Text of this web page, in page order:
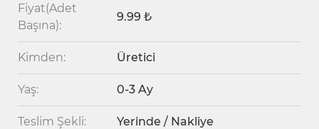
Fiyat(Adet
Başına):
9.99 ₺
Kimden: Üretici
Yaş: 0-3 Ay
Teslim Şekli: Yerinde / Nakliye